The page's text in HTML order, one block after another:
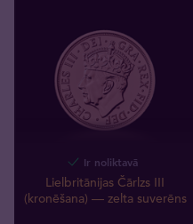
Ir noliktavā
Lielbritānijas Čārlzs III
(kronēšana) — zelta suverēns